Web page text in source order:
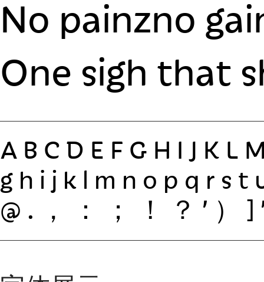
No painzno
One sigh that
@.，：；！？’